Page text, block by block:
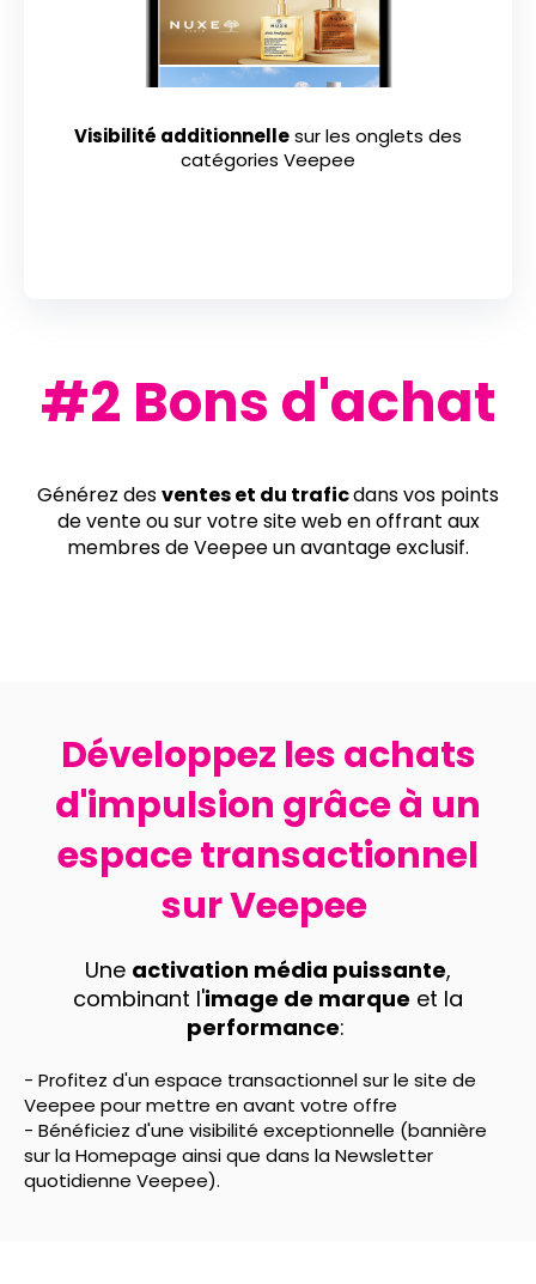
Visibilité additionnellesur les onglets des
catégories Veepee
#2 Bons d'achat
Générez desventes et du traficdans vos points
de vente ou sur votre site web en offrant aux
membres de Veepee un avantage exclusif.
Développez les achats
d'impulsion grâce à un
espace transactionnel
sur Veepee
Une activation média puissante,
combinant l'image de marque et la
performance:
- Profitez d'unespace transactionnelsur le site de
Veepee pour mettre en avant votre offre
- Bénéficiez d'une visibilité exceptionnelle (bannière
sur la Homepage ainsi que dans la Newsletter
quotidienne Veepee).